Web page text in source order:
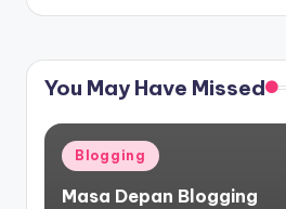
You May Have Missed
Posted
in
Blogging
Masa Depan Blogging